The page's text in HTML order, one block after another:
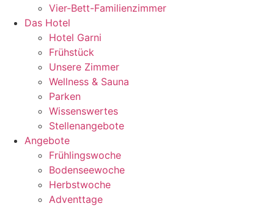
Vier-Bett-Familienzimmer
Das Hotel
Hotel Garni
Frühstück
Unsere Zimmer
Wellness & Sauna
Parken
Wissenswertes
Stellenangebote
Angebote
Frühlingswoche
Bodenseewoche
Herbstwoche
Adventtage